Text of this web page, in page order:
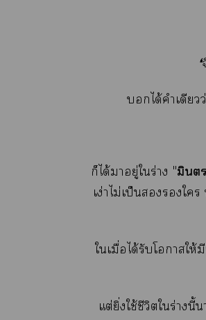
ได้คำเดีย
ก็ได้าอยู่ใร่าง "มินต
เง่าไม่เป็นใ
ใเมื่อได้รับโาใ
แต่ยิ่งใช้ชีวิตใร่างนี้